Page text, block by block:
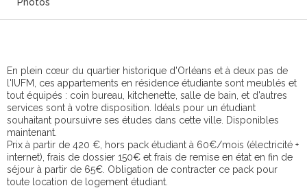
En plein cœur du quartier historique d'Orléans et à deux pas de
l'IUFM, ces appartements en résidence étudiante sont meublés et
tout équipés : coin bureau, kitchenette, salle de bain, et d'autres
services sont à votre disposition. Idéals pour un étudiant
souhaitant poursuivre ses études dans cette ville. Disponibles
maintenant.
Prix à partir de 420 €, hors pack étudiant à 60€/mois (électricité +
internet), frais de dossier 150€ et frais de remise en état en fin de
séjour à partir de 65€. Obligation de contracter ce pack pour
toute location de logement étudiant.